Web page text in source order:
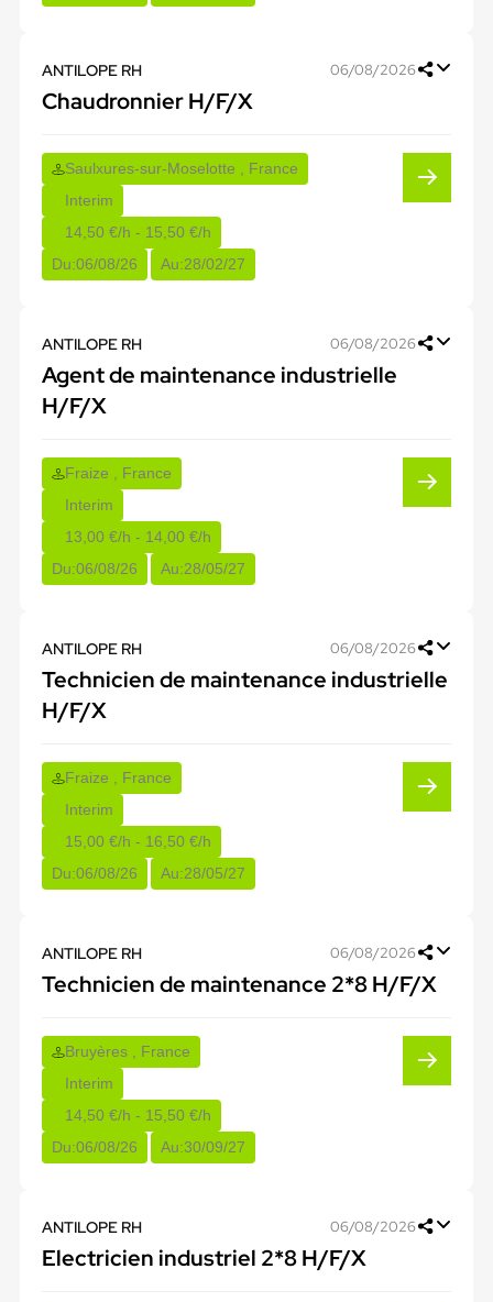
ANTILOPE RH 06/08/2026
Chaudronnier H/F/X
Saulxures-sur-Moselotte , France
Interim
14,50 €/h - 15,50 €/h
Du:06/08/26 Au:28/02/27
ANTILOPE RH 06/08/2026
Agent de maintenance industrielle
H/F/X
Fraize , France
Interim
13,00 €/h - 14,00 €/h
Du:06/08/26 Au:28/05/27
ANTILOPE RH 06/08/2026
Technicien de maintenance industrielle
H/F/X
Fraize , France
Interim
15,00 €/h - 16,50 €/h
Du:06/08/26 Au:28/05/27
ANTILOPE RH 06/08/2026
Technicien de maintenance 2*8 H/F/X
Bruyères , France
Interim
14,50 €/h - 15,50 €/h
Du:06/08/26 Au:30/09/27
ANTILOPE RH 06/08/2026
Electricien industriel 2*8 H/F/X